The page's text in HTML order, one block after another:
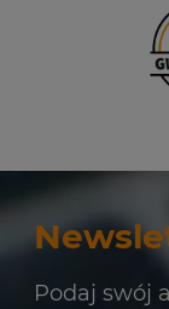
Podaj swój